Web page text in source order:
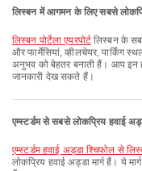
लिस्बन में आगमन के लिए सबसे
लिस्बन पोर्टेला एयरपोर्टलिस्बन के
और फार्मेसियां, व्हीलचेयर, पार्किंग
अनुभव को बेहतर बनाती हैं। आप इन
जानकारी देख सकते हैं।
एम्स्टर्डम से सबसे लोकप्रिय हवाई
एम्स्टर्डम हवाई अड्डा श्चिफोल से
लोकप्रिय हवाई अड्डा मार्ग हैं। ये